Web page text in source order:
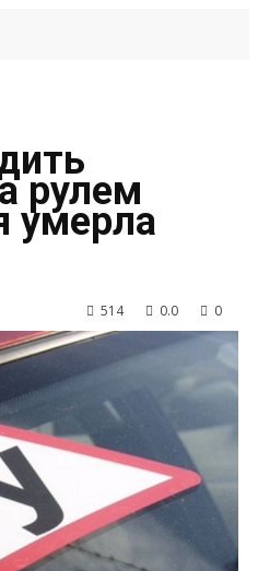
рулем
умерла
514 0.0 0